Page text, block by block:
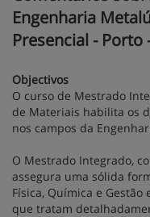
Engenharia
Presencial - Porto
Objectivos
O curso de Mestrado
de Materiais habilita os
nos campos da
O Mestrado Integrado,
assegura uma sólida
Física, Química e
que tratam